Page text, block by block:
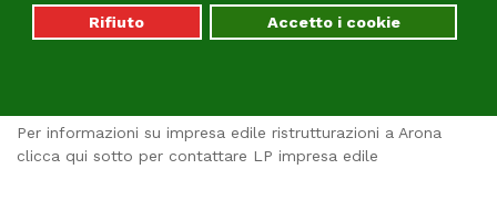
Rifiuto Accetto i cookie
Per informazioni su impresa edile ristrutturazioni a Arona
clicca qui sotto per contattare LP impresa edile